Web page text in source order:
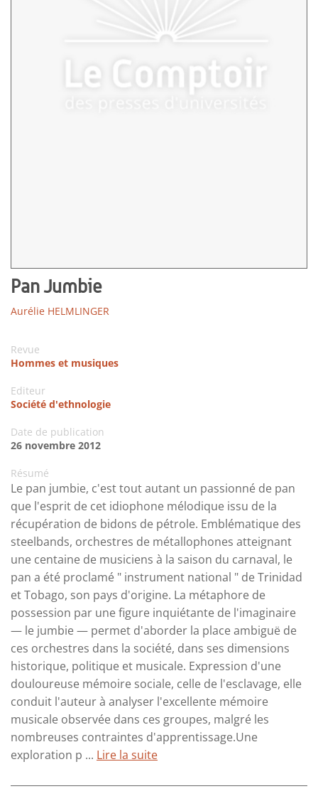
Pan Jumbie
Aurélie HELMLINGER
Revue
Hommes et musiques
Editeur
Société d'ethnologie
Date de publication
26 novembre 2012
Résumé
Le pan jumbie, c'est tout autant un passionné de pan
que l'esprit de cet idiophone mélodique issu de la
récupération de bidons de pétrole. Emblématique des
steelbands, orchestres de métallophones atteignant
une centaine de musiciens à la saison du carnaval, le
pan a été proclamé " instrument national " de Trinidad
et Tobago, son pays d'origine. La métaphore de
possession par une figure inquiétante de l'imaginaire
— le jumbie — permet d'aborder la place ambiguë de
ces orchestres dans la société, dans ses dimensions
historique, politique et musicale. Expression d'une
douloureuse mémoire sociale, celle de l'esclavage, elle
conduit l'auteur à analyser l'excellente mémoire
musicale observée dans ces groupes, malgré les
nombreuses contraintes d'apprentissage.Une
exploration p ... Lire la suite